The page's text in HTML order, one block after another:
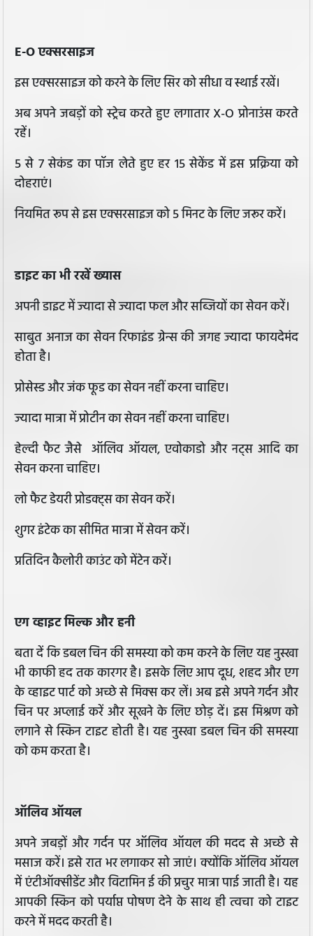
E-O एक्सरसाइज
इस एक्सरसाइज को करने के लिए सिर को सीधा व स्थाई रखें।
अब अपने जबड़ों को स्ट्रेच करते हुए लगातार X-O प्रोनाउंस करते
रहें।
5 से 7 सेकंड का पॉज लेते हुए हर 15 सेकेंड में इस प्रक्रिया को
दोहराएं।
नियमित रूप से इस एक्सरसाइज को 5 मिनट के लिए जरूर करें।
डाइट का भी रखें ख्यास
अपनी डाइट में ज्यादा से ज्यादा फल और सब्जियों का सेवन करें।
साबुत अनाज का सेवन रिफाइंड ग्रेन्स की जगह ज्यादा फायदेमंद
होता है।
प्रोसेस्ड और जंक फूड का सेवन नहीं करना चाहिए।
ज्यादा मात्रा में प्रोटीन का सेवन नहीं करना चाहिए।
हेल्दी फैट जैसे ऑलिव ऑयल, एवोकाडो और नट्स आदि का
सेवन करना चाहिए।
लो फैट डेयरी प्रोडक्ट्स का सेवन करें।
शुगर इंटेक का सीमित मात्रा में सेवन करें।
प्रतिदिन कैलोरी काउंट को मेंटेन करें।
एग व्हाइट मिल्क और हनी
बता दें कि डबल चिन की समस्या को कम करने के लिए यह नुस्खा
भी काफी हद तक कारगर है। इसके लिए आप दूध, शहद और एग
के व्हाइट पार्ट को अच्छे से मिक्स कर लें। अब इसे अपने गर्दन और
चिन पर अप्लाई करें और सूखने के लिए छोड़ दें। इस मिश्रण को
लगाने से स्किन टाइट होती है। यह नुस्खा डबल चिन की समस्या
को कम करता है।
ऑलिव ऑयल
अपने जबड़ों और गर्दन पर ऑलिव ऑयल की मदद से अच्छे से
मसाज करें। इसे रात भर लगाकर सो जाएं। क्योंकि ऑलिव ऑयल
में एंटीऑक्सीडेंट और विटामिन ई की प्रचुर मात्रा पाई जाती है। यह
आपकी स्किन को पर्याप्त पोषण देने के साथ ही त्वचा को टाइट
करने में मदद करती है।